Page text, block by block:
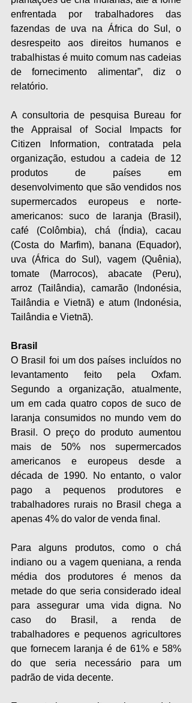
enfrentada por trabalhadores das
fazendas de uva na África do Sul, o
desrespeito aos direitos humanos e
trabalhistas é muito comum nas cadeias
de fornecimento alimentar”, diz o
relatório.
A consultoria de pesquisa Bureau for
the Appraisal of Social Impacts for
Citizen Information, contratada pela
organização, estudou a cadeia de 12
produtos de países em
desenvolvimento que são vendidos nos
supermercados europeus e norte-
americanos: suco de laranja (Brasil),
café (Colômbia), chá (Índia), cacau
(Costa do Marfim), banana (Equador),
uva (África do Sul), vagem (Quênia),
tomate (Marrocos), abacate (Peru),
arroz (Tailândia), camarão (Indonésia,
Tailândia e Vietnã) e atum (Indonésia,
Tailândia e Vietnã).
Brasil
O Brasil foi um dos países incluídos no
levantamento feito pela Oxfam.
Segundo a organização, atualmente,
um em cada quatro copos de suco de
laranja consumidos no mundo vem do
Brasil. O preço do produto aumentou
mais de 50% nos supermercados
americanos e europeus desde a
década de 1990. No entanto, o valor
pago a pequenos produtores e
trabalhadores rurais no Brasil chega a
apenas 4% do valor de venda final.
Para alguns produtos, como o chá
indiano ou a vagem queniana, a renda
média dos produtores é menos da
metade do que seria considerado ideal
para assegurar uma vida digna. No
caso do Brasil, a renda de
trabalhadores e pequenos agricultores
que fornecem laranja é de 61% e 58%
do que seria necessário para um
padrão de vida decente.